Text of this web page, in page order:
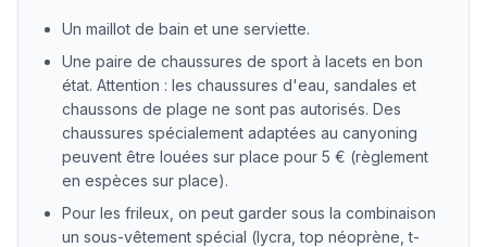
Un maillot de bain et une serviette.
Une paire de chaussures de sport à lacets en bon
état. Attention : les chaussures d'eau, sandales et
chaussons de plage ne sont pas autorisés. Des
chaussures spécialement adaptées au canyoning
peuvent être louées sur place pour 5 € (règlement
en espèces sur place).
Pour les frileux, on peut garder sous la combinaison
un sous-vêtement spécial (lycra, top néoprène, t-